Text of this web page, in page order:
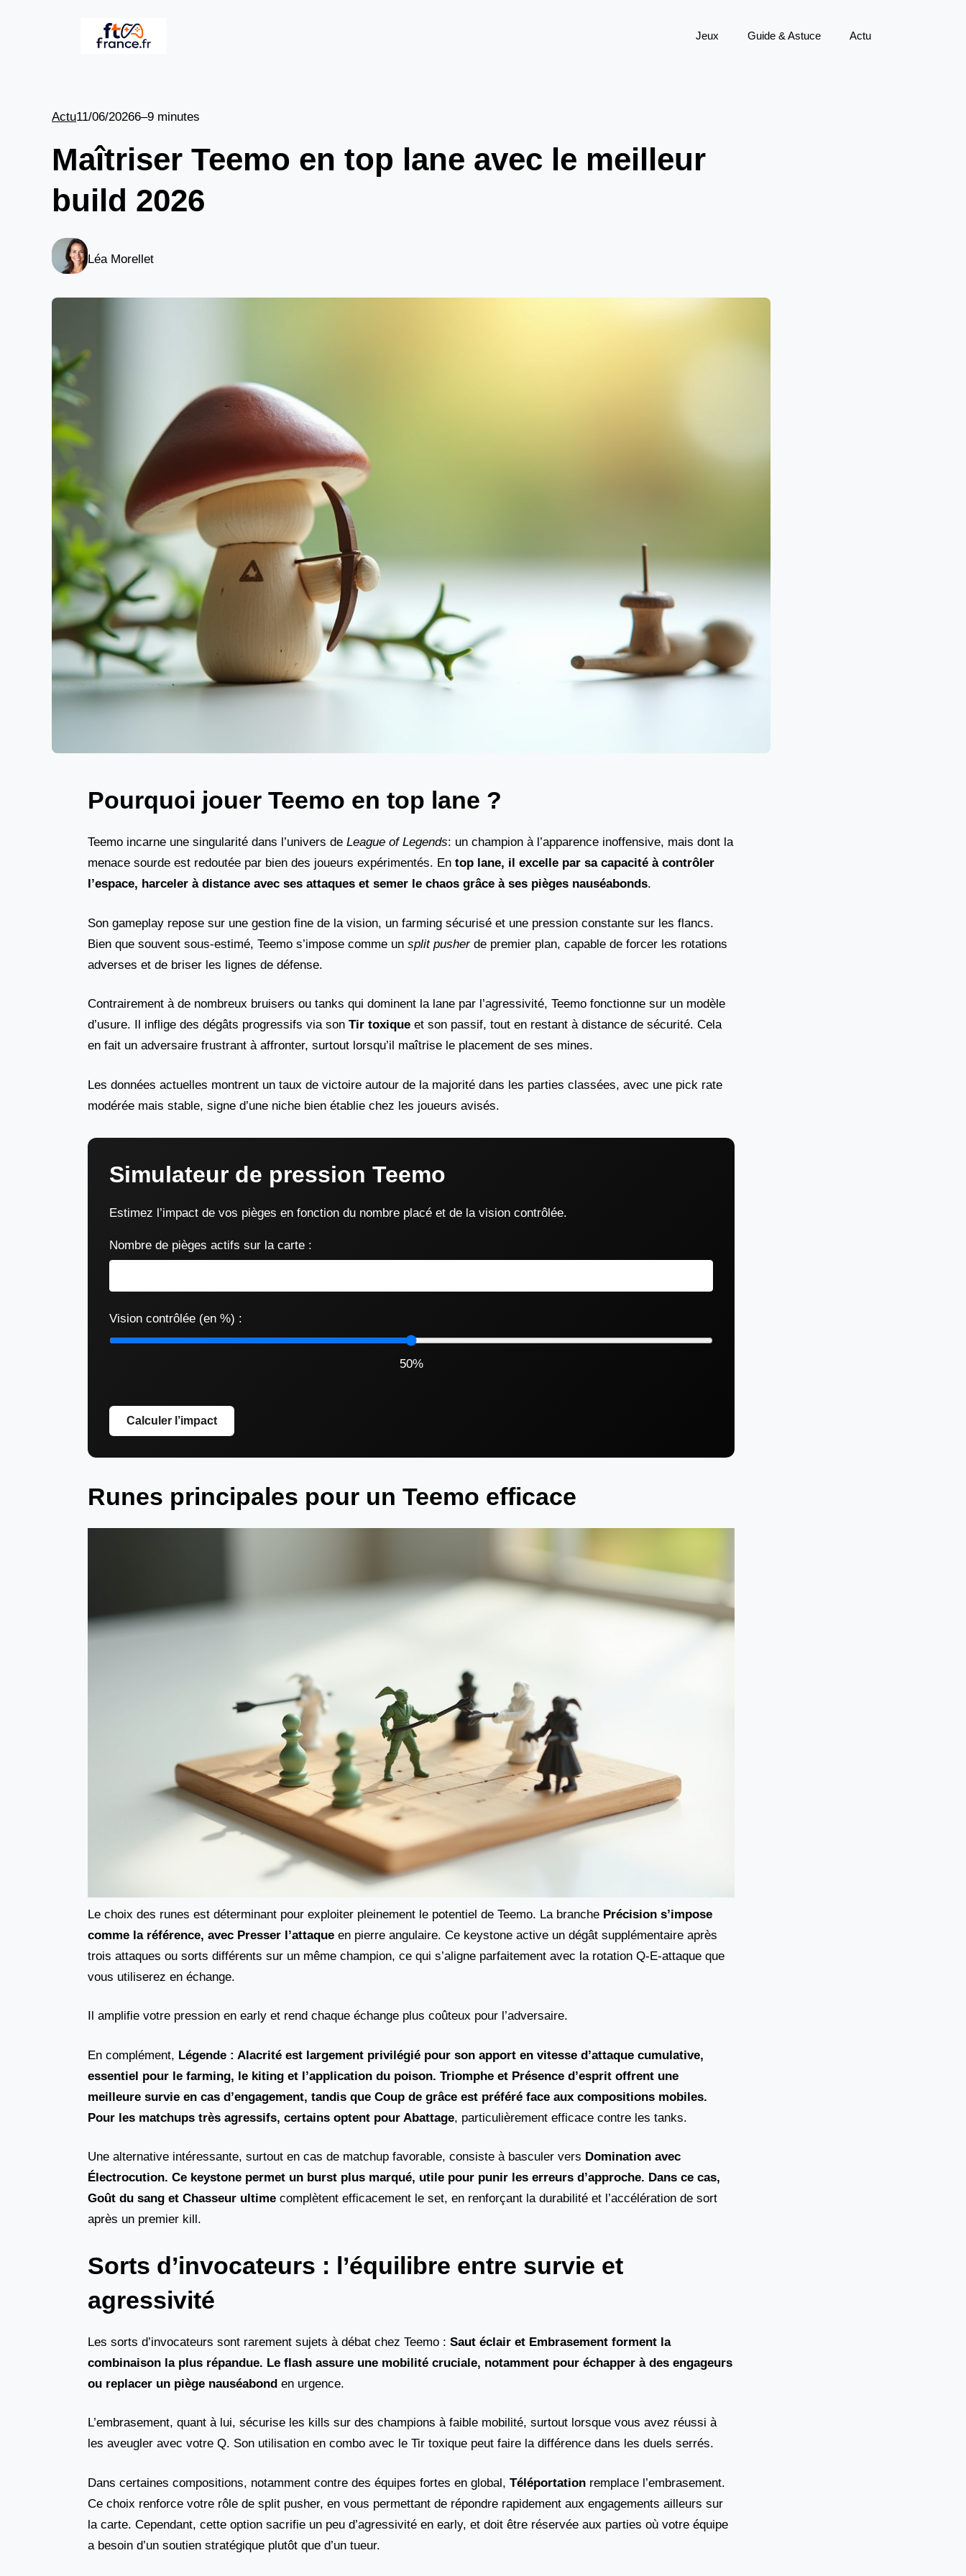
Jeux Guide & Astuce Actu
Actu11/06/20266–9 minutes
Maîtriser Teemo en top lane avec le meilleur
build 2026
Léa Morellet
Pourquoi jouer Teemo en top lane ?
Teemo incarne une singularité dans l’univers de League of Legends: un champion à l’apparence inoffensive, mais dont la
menace sourde est redoutée par bien des joueurs expérimentés. En top lane, il excelle par sa capacité à contrôler
l’espace, harceler à distance avec ses attaques et semer le chaos grâce à ses pièges nauséabonds.
Son gameplay repose sur une gestion fine de la vision, un farming sécurisé et une pression constante sur les flancs.
Bien que souvent sous-estimé, Teemo s’impose comme un split pusherde premier plan, capable de forcer les rotations
adverses et de briser les lignes de défense.
Contrairement à de nombreux bruisers ou tanks qui dominent la lane par l’agressivité, Teemo fonctionne sur un modèle
d’usure. Il inflige des dégâts progressifs via son Tir toxique et son passif, tout en restant à distance de sécurité. Cela
en fait un adversaire frustrant à affronter, surtout lorsqu’il maîtrise le placement de ses mines.
Les données actuelles montrent un taux de victoire autour de la majorité dans les parties classées, avec une pick rate
modérée mais stable, signe d’une niche bien établie chez les joueurs avisés.
Simulateur de pression Teemo
Estimez l’impact de vos pièges en fonction du nombre placé et de la vision contrôlée.
Nombre de pièges actifs sur la carte :
Vision contrôlée (en %) :
50%
Calculer l’impact
Runes principales pour un Teemo efficace
Le choix des runes est déterminant pour exploiter pleinement le potentiel de Teemo. La branche Précision s’impose
comme la référence, avec Presser l’attaque en pierre angulaire. Ce keystone active un dégât supplémentaire après
trois attaques ou sorts différents sur un même champion, ce qui s’aligne parfaitement avec la rotation Q-E-attaque que
vous utiliserez en échange.
Il amplifie votre pression en early et rend chaque échange plus coûteux pour l’adversaire.
En complément, Légende : Alacrité est largement privilégié pour son apport en vitesse d’attaque cumulative,
essentiel pour le farming, le kiting et l’application du poison. Triomphe et Présence d’esprit offrent une
meilleure survie en cas d’engagement, tandis que Coup de grâce est préféré face aux compositions mobiles.
Pour les matchups très agressifs, certains optent pour Abattage, particulièrement efficace contre les tanks.
Une alternative intéressante, surtout en cas de matchup favorable, consiste à basculer vers Domination avec
Électrocution. Ce keystone permet un burst plus marqué, utile pour punir les erreurs d’approche. Dans ce cas,
Goût du sang et Chasseur ultime complètent efficacement le set, en renforçant la durabilité et l’accélération de sort
après un premier kill.
Sorts d’invocateurs : l’équilibre entre survie et
agressivité
Les sorts d’invocateurs sont rarement sujets à débat chez Teemo : Saut éclair et Embrasement forment la
combinaison la plus répandue. Le flash assure une mobilité cruciale, notamment pour échapper à des engageurs
ou replacer un piège nauséabond en urgence.
L’embrasement, quant à lui, sécurise les kills sur des champions à faible mobilité, surtout lorsque vous avez réussi à
les aveugler avec votre Q. Son utilisation en combo avec le Tir toxique peut faire la différence dans les duels serrés.
Dans certaines compositions, notamment contre des équipes fortes en global, Téléportation remplace l’embrasement.
Ce choix renforce votre rôle de split pusher, en vous permettant de répondre rapidement aux engagements ailleurs sur
la carte. Cependant, cette option sacrifie un peu d’agressivité en early, et doit être réservée aux parties où votre équipe
a besoin d’un soutien stratégique plutôt que d’un tueur.